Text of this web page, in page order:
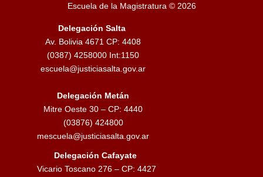
Escuela de la Magistratura © 2026
Delegación Salta
Av. Bolivia 4671 CP: 4408
(0387) 4258000 Int:1150
escuela@justiciasalta.gov.ar
Delegación Metán
Mitre Oeste 30 – CP: 4440
(03876) 424800
mescuela@justiciasalta.gov.ar
Delegación Cafayate
Vicario Toscano 276 – CP: 4427